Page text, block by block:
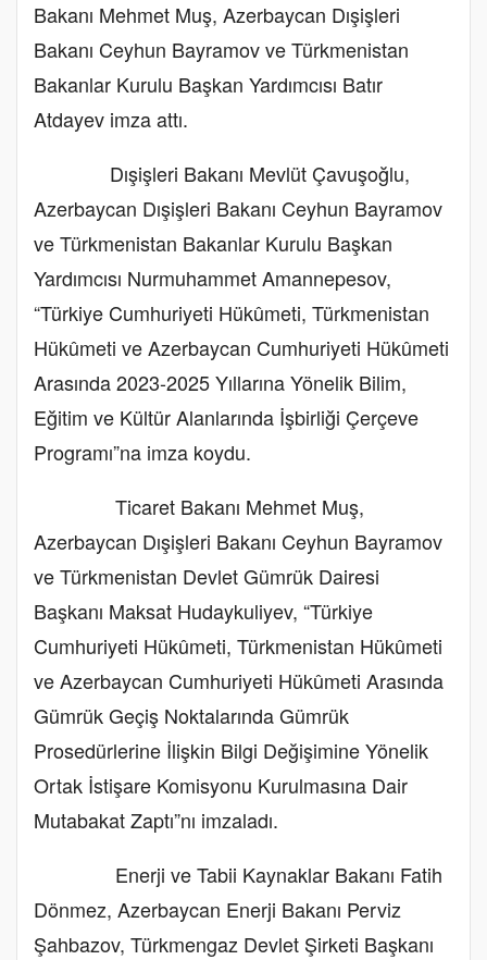
Bakanı Mehmet Muş, Azerbaycan Dışişleri
Bakanı Ceyhun Bayramov ve Türkmenistan
Bakanlar Kurulu Başkan Yardımcısı Batır
Atdayev imza attı.
Dışişleri Bakanı Mevlüt Çavuşoğlu,
Azerbaycan Dışişleri Bakanı Ceyhun Bayramov
ve Türkmenistan Bakanlar Kurulu Başkan
Yardımcısı Nurmuhammet Amannepesov,
“Türkiye Cumhuriyeti Hükûmeti, Türkmenistan
Hükûmeti ve Azerbaycan Cumhuriyeti Hükûmeti
Arasında 2023-2025 Yıllarına Yönelik Bilim,
Eğitim ve Kültür Alanlarında İşbirliği Çerçeve
Programı”na imza koydu.
Ticaret Bakanı Mehmet Muş,
Azerbaycan Dışişleri Bakanı Ceyhun Bayramov
ve Türkmenistan Devlet Gümrük Dairesi
Başkanı Maksat Hudaykuliyev, “Türkiye
Cumhuriyeti Hükûmeti, Türkmenistan Hükûmeti
ve Azerbaycan Cumhuriyeti Hükûmeti Arasında
Gümrük Geçiş Noktalarında Gümrük
Prosedürlerine İlişkin Bilgi Değişimine Yönelik
Ortak İstişare Komisyonu Kurulmasına Dair
Mutabakat Zaptı”nı imzaladı.
Enerji ve Tabii Kaynaklar Bakanı Fatih
Dönmez, Azerbaycan Enerji Bakanı Perviz
Şahbazov, Türkmengaz Devlet Şirketi Başkanı